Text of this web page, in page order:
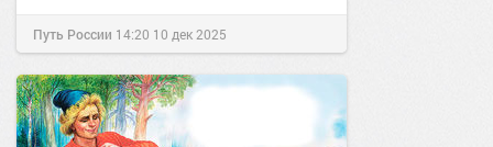
Путь России 14:20 10 дек 2025